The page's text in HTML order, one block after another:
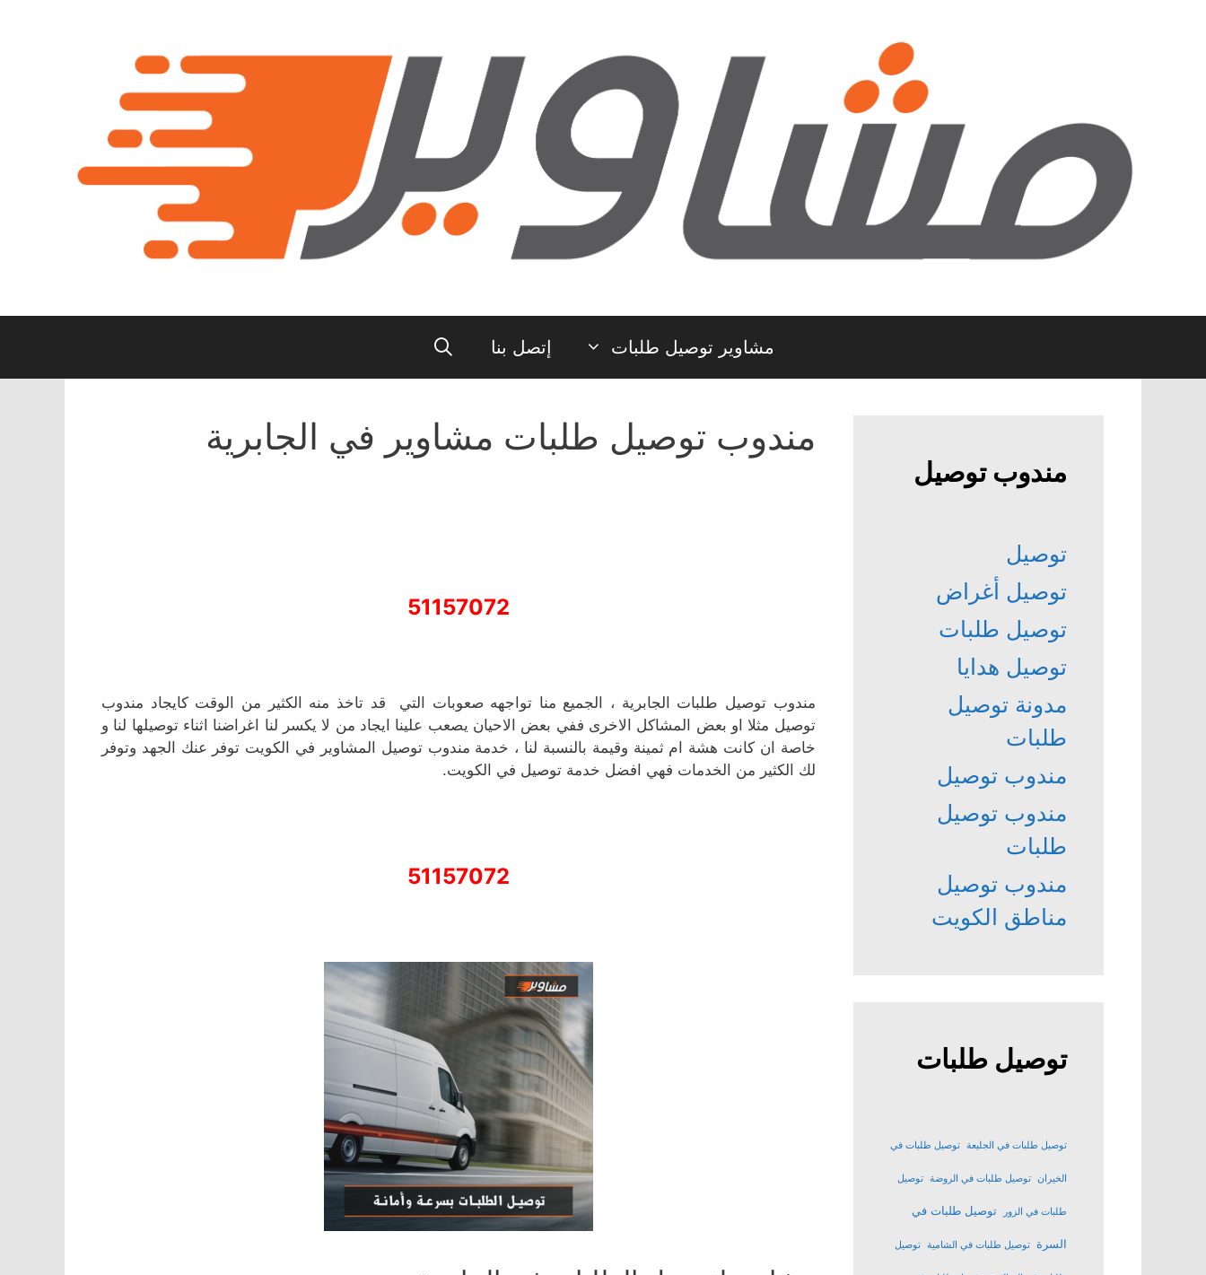
مشاوير توصيل طلبات إتصل بنا
مندوب توصيل طلبات مشاوير في الجابرية
51157072
مندوب توصيل طلبات الجابرية ، الجميع منا تواجهه صعوبات التي قد تاخذ منه الكثير من الوقت كايجاد مندوب
توصيل مثلا او بعض المشاكل الاخرى ففي بعض الاحيان يصعب علينا ايجاد من لا يكسر لنا اغراضنا اثناء توصيلها لنا و
خاصة ان كانت هشة ام ثمينة وقيمة بالنسبة لنا ، خدمة مندوب توصيل المشاوير في الكويت توفر عنك الجهد وتوفر
لك الكثير من الخدمات فهي افضل خدمة توصيل في الكويت.
51157072
مندوب توصيل
توصيل
توصيل أغراض
توصيل طلبات
توصيل هدايا
مدونة توصيل
طلبات
مندوب توصيل
مندوب توصيل
طلبات
مندوب توصيل
مناطق الكويت
توصيل طلبات
توصيل طلبات في الجليعة توصيل طلبات في
الخيران توصيل طلبات في الروضة توصيل
طلبات في الزور توصيل طلبات في
السرة توصيل طلبات في الشامية توصيل